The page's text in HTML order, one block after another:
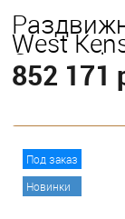
West
Caramel
852 171
Под заказ
Новинки